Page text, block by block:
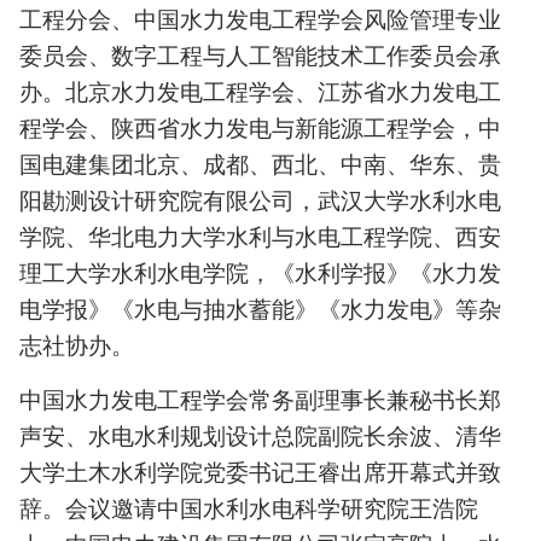
工程分会、中国水力发电工程学会风险管理专业
委员会、数字工程与人工智能技术工作委员会承
办。北京水力发电工程学会、江苏省水力发电工
程学会、陕西省水力发电与新能源工程学会，中
国电建集团北京、成都、西北、中南、华东、贵
阳勘测设计研究院有限公司，武汉大学水利水电
学院、华北电力大学水利与水电工程学院、西安
理工大学水利水电学院，《水利学报》《水力发
电学报》《水电与抽水蓄能》《水力发电》等杂
志社协办。
中国水力发电工程学会常务副理事长兼秘书长郑
声安、水电水利规划设计总院副院长余波、清华
大学土木水利学院党委书记王睿出席开幕式并致
辞。会议邀请中国水利水电科学研究院王浩院